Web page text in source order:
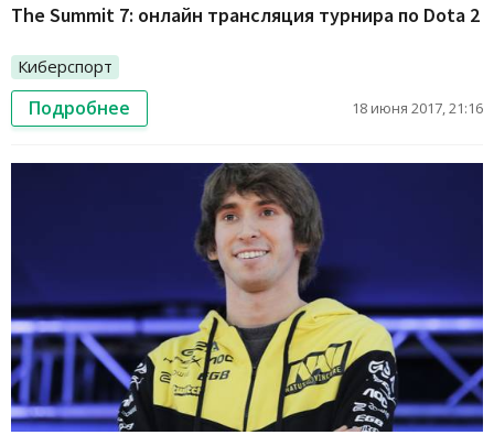
The Summit 7: онлайн трансляция турнира по Dota 2
Киберспорт
Подробнее 18 июня 2017, 21:16